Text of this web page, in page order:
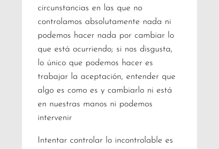
circunstancias en las que no
controlamos absolutamente nada ni
podemos hacer nada por cambiar lo
que está ocurriendo; si nos disgusta,
lo único que podemos hacer es
trabajar la aceptación, entender que
algo es como es y cambiarlo ni está
en nuestras manos ni podemos
intervenir
Intentar controlar lo incontrolable es